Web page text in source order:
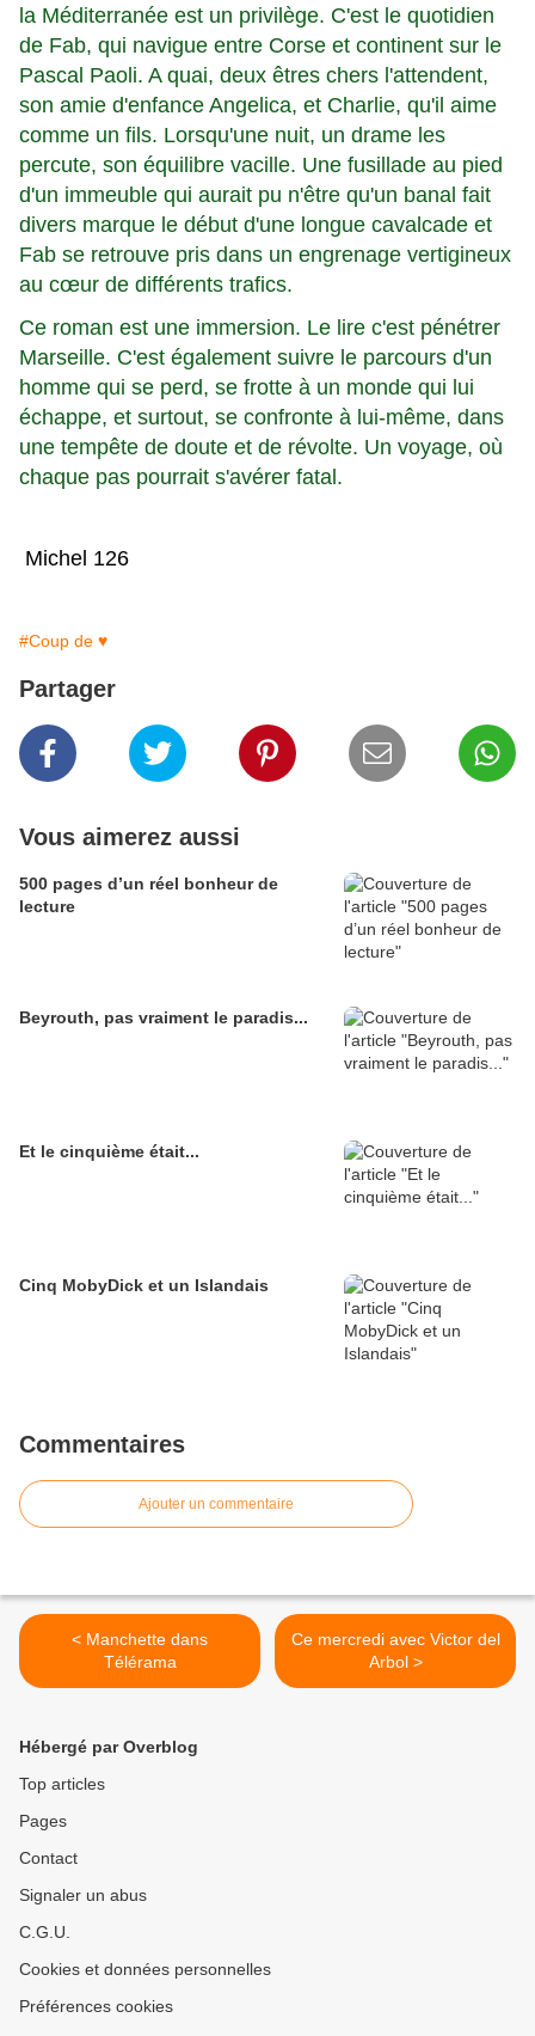
la Méditerranée est un privilège. C'est le quotidien
de Fab, qui navigue entre Corse et continent sur le
Pascal Paoli. A quai, deux êtres chers l'attendent,
son amie d'enfance Angelica, et Charlie, qu'il aime
comme un fils. Lorsqu'une nuit, un drame les
percute, son équilibre vacille. Une fusillade au pied
d'un immeuble qui aurait pu n'être qu'un banal fait
divers marque le début d'une longue cavalcade et
Fab se retrouve pris dans un engrenage vertigineux
au cœur de différents trafics.
Ce roman est une immersion. Le lire c'est pénétrer
Marseille. C'est également suivre le parcours d'un
homme qui se perd, se frotte à un monde qui lui
échappe, et surtout, se confronte à lui-même, dans
une tempête de doute et de révolte. Un voyage, où
chaque pas pourrait s'avérer fatal.
Michel 126
#Coup de ♥
Partager
Vous aimerez aussi
500 pages d’un réel bonheur de
lecture
Beyrouth, pas vraiment le paradis...
Et le cinquième était...
Cinq MobyDick et un Islandais
Commentaires
Ajouter un commentaire
< Manchette dans
Télérama
Ce mercredi avec Victor del
Arbol >
Hébergé par Overblog
Top articles
Pages
Contact
Signaler un abus
C.G.U.
Cookies et données personnelles
Préférences cookies